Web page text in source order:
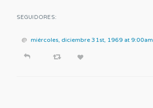
SEGUIDORES:
@ miércoles, diciembre 31st, 1969 at 9:00am